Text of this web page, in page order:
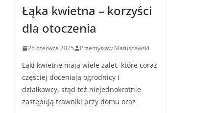
Łąka kwietna – korzyści
dla otoczenia
26 czerwca 2025 Przemysław Matuszewski
Łąki kwietne mają wiele zalet, które coraz
częściej doceniają ogrodnicy i
działkowcy, stąd też niejednokrotnie
zastępują trawniki przy domu oraz